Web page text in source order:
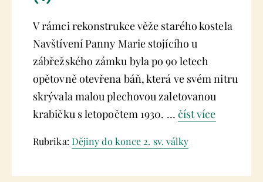
V rámci rekonstrukce věže starého kostela
Navštívení Panny Marie stojícího u
zábřežského zámku byla po 90 letech
opětovně otevřena báň, která ve svém nitru
skrývala malou plechovou zaletovanou
krabičku s letopočtem 1930. … číst více
Rubrika: Dějiny do konce 2. sv. války